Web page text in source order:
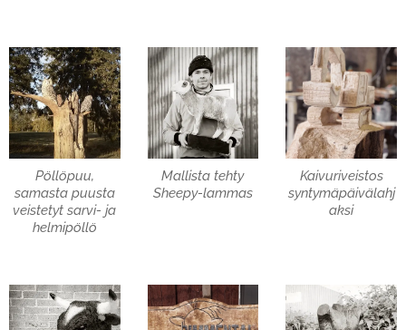
Pöllöpuu,
samasta puusta
veistetyt sarvi- ja
helmipöllö
Mallista tehty
Sheepy-lammas
Kaivuriveistos
syntymäpäivälahj
aksi